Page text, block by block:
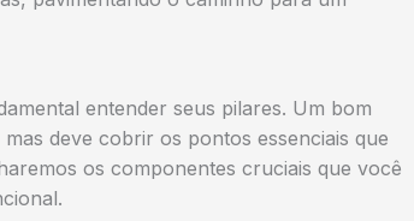
entender seus pilares. Um bom
deve cobrir os pontos essenciais que
os componentes cruciais que você